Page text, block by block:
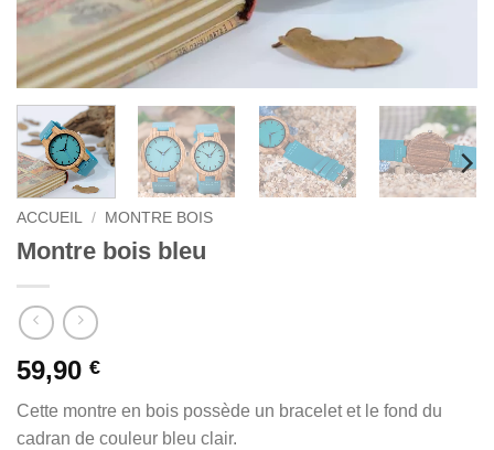
ACCUEIL / MONTRE BOIS
Montre bois bleu
59,90 €
Cette montre en bois possède un bracelet et le fond du
cadran de couleur bleu clair.